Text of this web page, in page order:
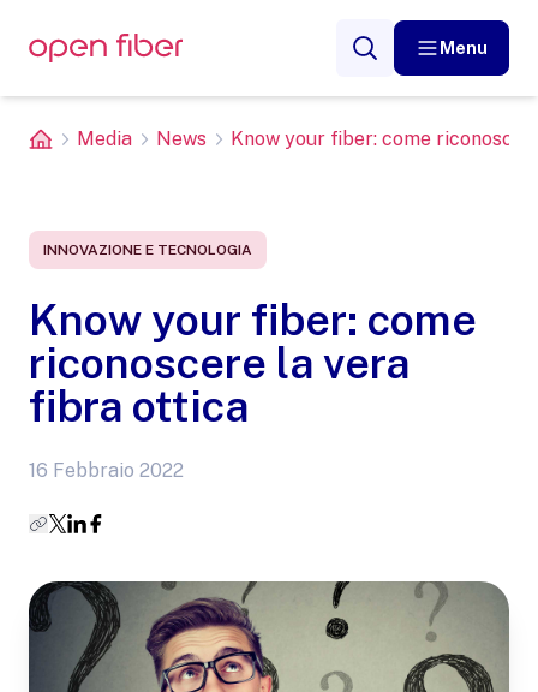
Menu
Media News Know your fiber: come
INNOVAZIONE E TECNOLOGIA
Know your fiber: come
riconoscere la vera
fibra ottica
16 Febbraio 2022